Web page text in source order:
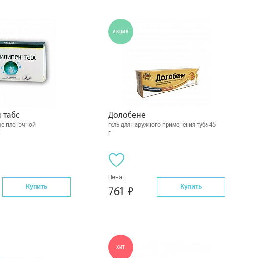
пленочной
Купить
АКЦИЯ
Долобене
гель для наружного применения туба 45
г
Цена:
761 Купить
ХИТ